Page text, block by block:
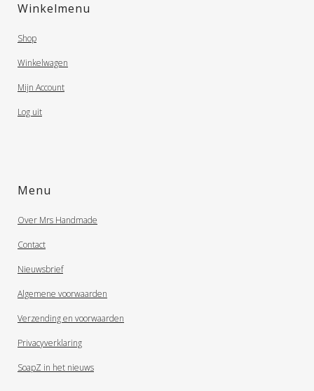
Winkelmenu
Shop
Winkelwagen
Mijn Account
Log uit
Menu
Over Mrs Handmade
Contact
Nieuwsbrief
Algemene voorwaarden
Verzending en voorwaarden
Privacyverklaring
SoapZ in het nieuws